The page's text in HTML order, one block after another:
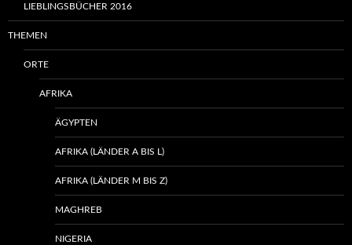
LIEBLINGSBÜCHER 2016
THEMEN
ORTE
AFRIKA
ÄGYPTEN
AFRIKA (LÄNDER A BIS L)
AFRIKA (LÄNDER M BIS Z)
MAGHREB
NIGERIA